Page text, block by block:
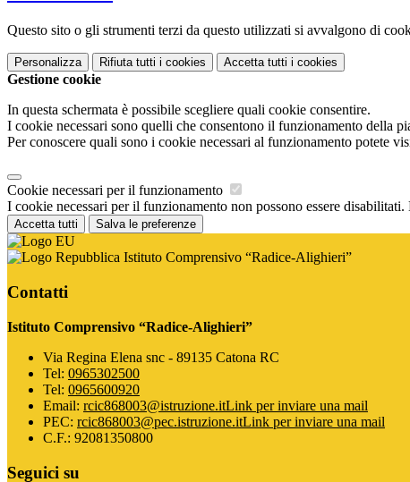
Questo sito o gli strumenti terzi da questo utilizzati si avvalgono di
Personalizza Rifiuta tutti i cookies Accetta tutti i cookies
Gestione cookie
In questa schermata è possibile scegliere quali cookie consentire.
I cookie necessari sono quelli che consentono il funzionamento della
Per conoscere quali sono i cookie necessari al funzionamento potete
Cookie necessari per il funzionamento
I cookie necessari per il funzionamento non possono essere
Accetta tutti Salva le preferenze
Istituto Comprensivo “Radice-Alighieri”
Contatti
Istituto Comprensivo “Radice-Alighieri”
Via Regina Elena snc - 89135 Catona RC
Tel: 0965302500
Tel: 0965600920
Email: rcic868003@istruzione.itLink per inviare una mail
PEC: rcic868003@pec.istruzione.itLink per inviare una mail
C.F.: 92081350800
Seguici su